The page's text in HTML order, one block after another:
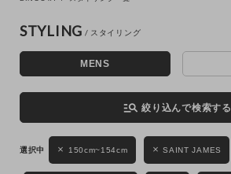
キーワード
性別
MENS LADIES
STYLING
MENS
manage_search 絞り込んで検索する
150cm~154cm SAINT JAMES